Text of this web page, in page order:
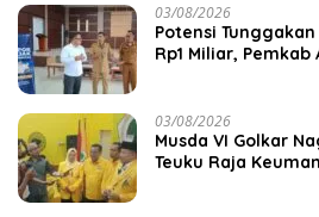
03/08/2026
Potensi Tunggakan
Rp1 Miliar,
03/08/2026
Musda VI Golkar
Teuku Raja